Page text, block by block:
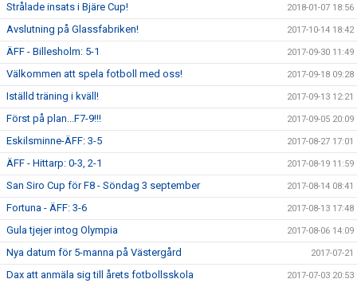
Strålade insats i Bjäre Cup! 2018-01-07 18:56
Avslutning på Glassfabriken! 2017-10-14 18:42
ÄFF - Billesholm: 5-1 2017-09-30 11:49
Välkommen att spela fotboll med oss! 2017-09-18 09:28
Iställd träning i kväll! 2017-09-13 12:21
Först på plan...F7-9!!! 2017-09-05 20:09
Eskilsminne-ÄFF: 3-5 2017-08-27 17:01
ÄFF - Hittarp: 0-3, 2-1 2017-08-19 11:59
San Siro Cup för F8 - Söndag 3 september 2017-08-14 08:41
Fortuna - ÄFF: 3-6 2017-08-13 17:48
Gula tjejer intog Olympia 2017-08-06 14:09
Nya datum för 5-manna på Västergård 2017-07-21
Dax att anmäla sig till årets fotbollsskola 2017-07-03 20:53